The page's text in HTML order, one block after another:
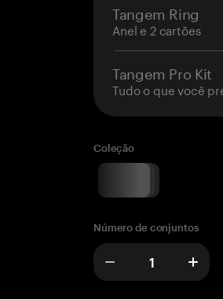
Tangem Ring
Anel e 2 cartões
Tangem Pro Kit
Tudo o que você
Coleção
Número de conjuntos